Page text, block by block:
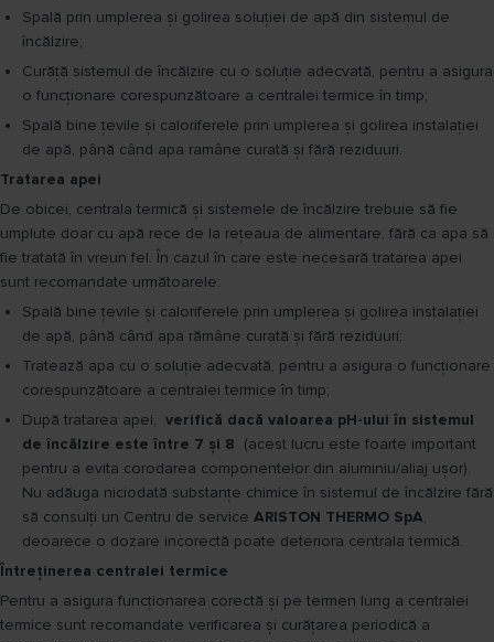
Spală prin umplerea și golirea soluției de apă din sistemul de
încălzire;
Curăță sistemul de încălzire cu o soluție adecvată, pentru a asigura
o funcționare corespunzătoare a centralei termice în timp;
Spală bine țevile și caloriferele prin umplerea și golirea instalației
de apă, până când apa ramâne curată și fără reziduuri.
Tratarea apei
De obicei, centrala termică și sistemele de încălzire trebuie să fie
umplute doar cu apă rece de la rețeaua de alimentare, fără ca apa să
fie tratată în vreun fel. În cazul în care este necesară tratarea apei
sunt recomandate următoarele:
Spală bine țevile și caloriferele prin umplerea și golirea instalației
de apă, până când apa rămâne curată și fără reziduuri;
Tratează apa cu o soluție adecvată, pentru a asigura o funcționare
corespunzătoare a centralei termice în timp;
După tratarea apei, verifică dacă valoarea pH-ului în sistemul
de încălzire este între 7 și 8 (acest lucru este foarte important
pentru a evita corodarea componentelor din aluminiu/aliaj ușor).
Nu adăuga niciodată substanțe chimice în sistemul de încălzire fără
să consulți un Centru de service ARISTON THERMO SpA,
deoarece o dozare incorectă poate deteriora centrala termică.
Întreținerea centralei termice
Pentru a asigura funcționarea corectă și pe termen lung a centralei
termice sunt recomandate verificarea și curățarea periodică a